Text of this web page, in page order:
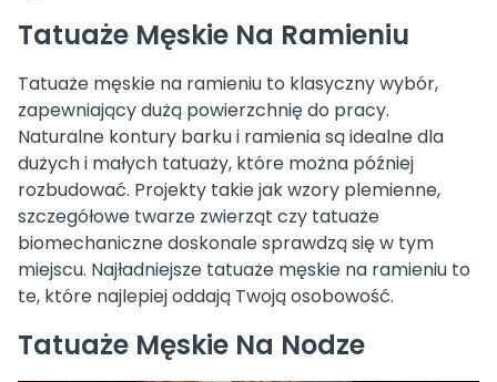
Tatuaże Męskie Na Ramieniu
Tatuaże męskie na ramieniu to klasyczny wybór,
zapewniający dużą powierzchnię do pracy.
Naturalne kontury barku i ramienia są idealne dla
dużych i małych tatuaży, które można później
rozbudować. Projekty takie jak wzory plemienne,
szczegółowe twarze zwierząt czy tatuaże
biomechaniczne doskonale sprawdzą się w tym
miejscu. Najładniejsze tatuaże męskie na ramieniu to
te, które najlepiej oddają Twoją osobowość.
Tatuaże Męskie Na Nodze